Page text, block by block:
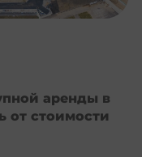
аренды в
от стоимости